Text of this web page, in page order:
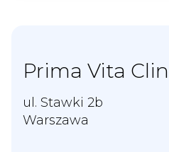
Prima Vita
ul. Stawki 2b
Warszawa